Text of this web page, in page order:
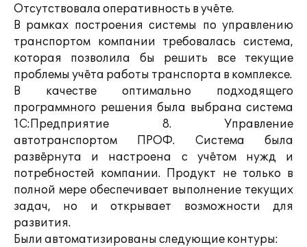
Отсутствовала оперативность в учёте.
В рамках построения системы по управлению
транспортом компании требовалась система,
которая позволила бы решить все текущие
проблемы учёта работы транспорта в комплексе.
В качестве оптимально подходящего
программного решения была выбрана система
1С:Предприятие 8. Управление
автотранспортом ПРОФ. Система была
развёрнута и настроена с учётом нужд и
потребностей компании. Продукт не только в
полной мере обеспечивает выполнение текущих
задач, но и открывает возможности для
развития.
Были автоматизированы следующие контуры: